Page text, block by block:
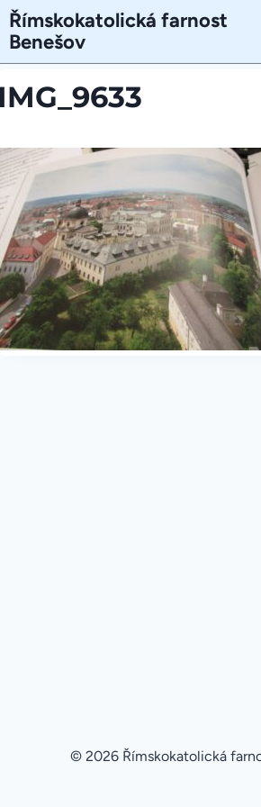
Přeskočit
na
obsah
Římskokatolická farnost
Benešov
© 2026 Římskokatolická